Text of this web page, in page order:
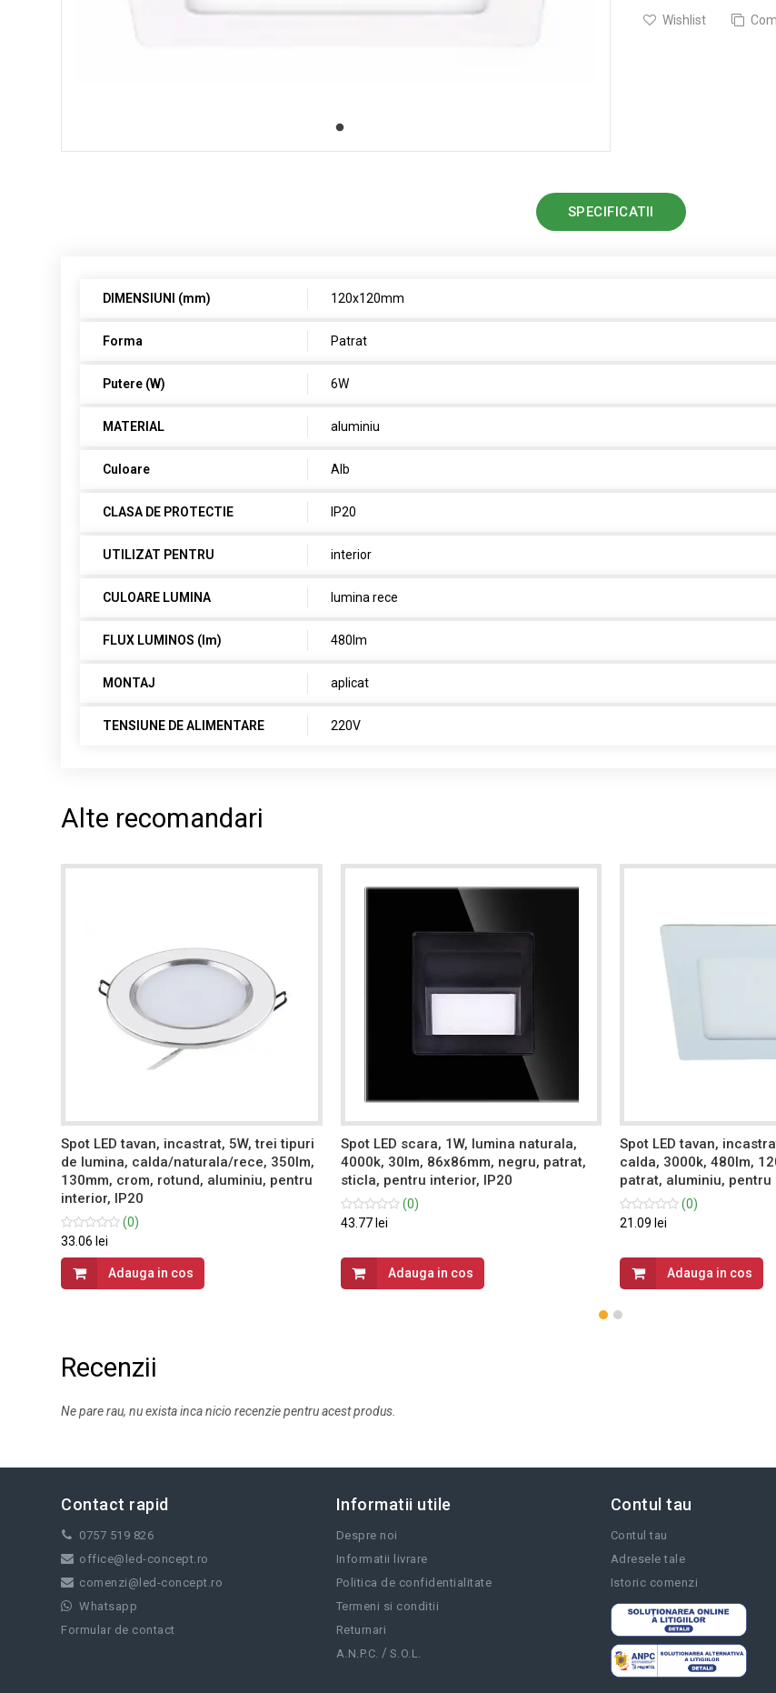
Wishlist
SPECIFICATII
DIMENSIUNI (mm) 120x120mm
Forma Patrat
Putere (W) 6W
MATERIAL aluminiu
Culoare Alb
CLASA DE PROTECTIE IP20
UTILIZAT PENTRU interior
CULOARE LUMINA lumina rece
FLUX LUMINOS (lm) 480lm
MONTAJ aplicat
TENSIUNE DE ALIMENTARE 220V
Alte recomandari
Spot LED tavan, incastrat, 5W, trei tipuri
de lumina, calda/naturala/rece, 350lm,
130mm, crom, rotund, aluminiu, pentru
interior, IP20
(0)
33.06 lei
Adauga in cos
Spot LED scara, 1W, lumina naturala,
4000k, 30lm, 86x86mm, negru, patrat,
sticla, pentru interior, IP20
(0)
43.77 lei
Adauga in cos
Spot LED tavan,
calda, 3000k, 480lm,
patrat, aluminiu, pentru
(0)
21.09 lei
Adauga in cos
Recenzii
Ne pare rau, nu exista inca nicio recenzie pentru acest produs.
Contact rapid
0757 519 826
office@led-concept.ro
comenzi@led-concept.ro
Whatsapp
Formular de contact
Informatii utile
Despre noi
Informatii livrare
Politica de confidentialitate
Termeni si conditii
Returnari
A.N.P.C. / S.O.L.
Contul tau
Contul tau
Adresele tale
Istoric comenzi